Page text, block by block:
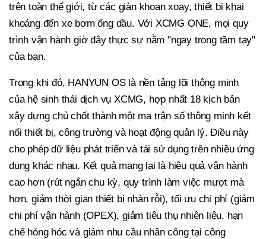
trên toàn thế giới, từ các giàn khoan xoay, thiết bị khai
khoáng đến xe bơm ống dầu. Với XCMG ONE, mọi quy
trình vận hành giờ đây thực sự nằm "ngay trong tầm tay"
của bạn.
Trong khi đó, HANYUN OS là nền tảng lõi thông minh
của hệ sinh thái dịch vụ XCMG, hợp nhất 18 kịch bản
xây dựng chủ chốt thành một ma trận số thông minh kết
nối thiết bị, công trường và hoạt động quản lý. Điều này
cho phép dữ liệu phát triển và tái sử dụng trên nhiều ứng
dụng khác nhau. Kết quả mang lại là hiệu quả vận hành
cao hơn (rút ngắn chu kỳ, quy trình làm việc mượt mà
hơn, giảm thời gian thiết bị nhàn rỗi), tối ưu chi phí (giảm
chi phí vận hành (OPEX), giảm tiêu thụ nhiên liệu, hạn
chế hỏng hóc và giảm nhu cầu nhân công tại công